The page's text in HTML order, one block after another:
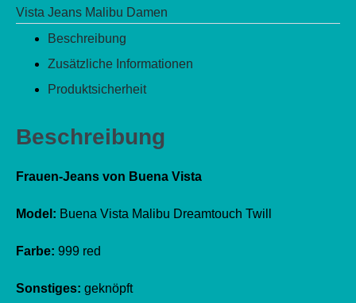
Vista Jeans Malibu Damen
Beschreibung
Zusätzliche Informationen
Produktsicherheit
Beschreibung
Frauen-Jeans von Buena Vista
Model: Buena Vista Malibu Dreamtouch Twill
Farbe: 999 red
Sonstiges: geknöpft